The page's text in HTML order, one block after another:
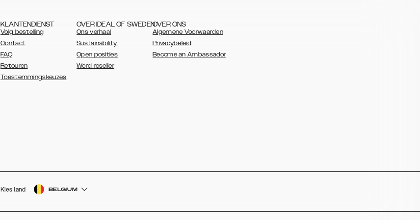
KLANTENDIENST
Volg bestelling
Contact
FAQ
Retouren
Toestemmingskeuzes
OVER IDEAL OF SWEDEN
Ons verhaal
Sustainability
Open posities
Word reseller
OVER ONS
Algemene Voorwaarden
Privacybeleid
Become an Ambassador
Kies land BELGIUM
AUSTRALIA
ESPAÑOL